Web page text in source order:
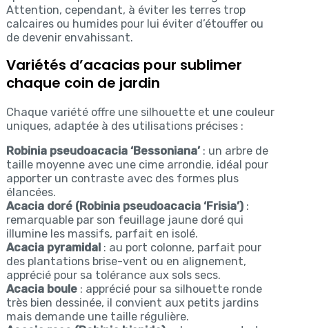
Attention, cependant, à éviter les terres trop
calcaires ou humides pour lui éviter d’étouffer ou
de devenir envahissant.
Variétés d’acacias pour sublimer
chaque coin de jardin
Chaque variété offre une silhouette et une couleur
uniques, adaptée à des utilisations précises :
Robinia pseudoacacia ‘Bessoniana’: un arbre de
taille moyenne avec une cime arrondie, idéal pour
apporter un contraste avec des formes plus
élancées.
Acacia doré (Robinia pseudoacacia ‘Frisia’):
remarquable par son feuillage jaune doré qui
illumine les massifs, parfait en isolé.
Acacia pyramidal: au port colonne, parfait pour
des plantations brise-vent ou en alignement,
apprécié pour sa tolérance aux sols secs.
Acacia boule: apprécié pour sa silhouette ronde
très bien dessinée, il convient aux petits jardins
mais demande une taille régulière.